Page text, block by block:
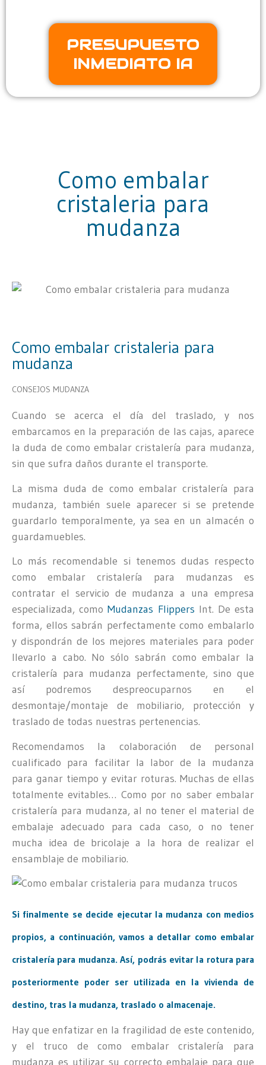
PRESUPUESTO
INMEDIATO IA
Como embalar
cristaleria para
mudanza
Como embalar cristaleria para
mudanza
CONSEJOS MUDANZA
Cuando se acerca el día del traslado, y nos
embarcamos en la preparación de las cajas, aparece
la duda de como embalar cristalería para mudanza,
sin que sufra daños durante el transporte.
La misma duda de como embalar cristalería para
mudanza, también suele aparecer si se pretende
guardarlo temporalmente, ya sea en un almacén o
guardamuebles.
Lo más recomendable si tenemos dudas respecto
como embalar cristalería para mudanzas es
contratar el servicio de mudanza a una empresa
especializada, comoMudanzas Flippers Int. De esta
forma, ellos sabrán perfectamente como embalarlo
y dispondrán de los mejores materiales para poder
llevarlo a cabo. No sólo sabrán como embalar la
cristalería para mudanza perfectamente, sino que
así podremos despreocuparnos en el
desmontaje/montaje de mobiliario, protección y
traslado de todas nuestras pertenencias.
Recomendamos la colaboración de personal
cualificado para facilitar la labor de la mudanza
para ganar tiempo y evitar roturas. Muchas de ellas
totalmente evitables… Como por no saber embalar
cristalería para mudanza, al no tener el material de
embalaje adecuado para cada caso, o no tener
mucha idea de bricolaje a la hora de realizar el
ensamblaje de mobiliario.
Si finalmente se decide ejecutar la mudanza con medios
propios, a continuación, vamos a detallar como embalar
cristalería para mudanza. Así, podrás evitar la rotura para
posteriormente poder ser utilizada en la vivienda de
destino, tras la mudanza, traslado o almacenaje.
Hay que enfatizar en la fragilidad de este contenido,
y el truco de como embalar cristalería para
mudanza es utilizar su correcto embalaje para que